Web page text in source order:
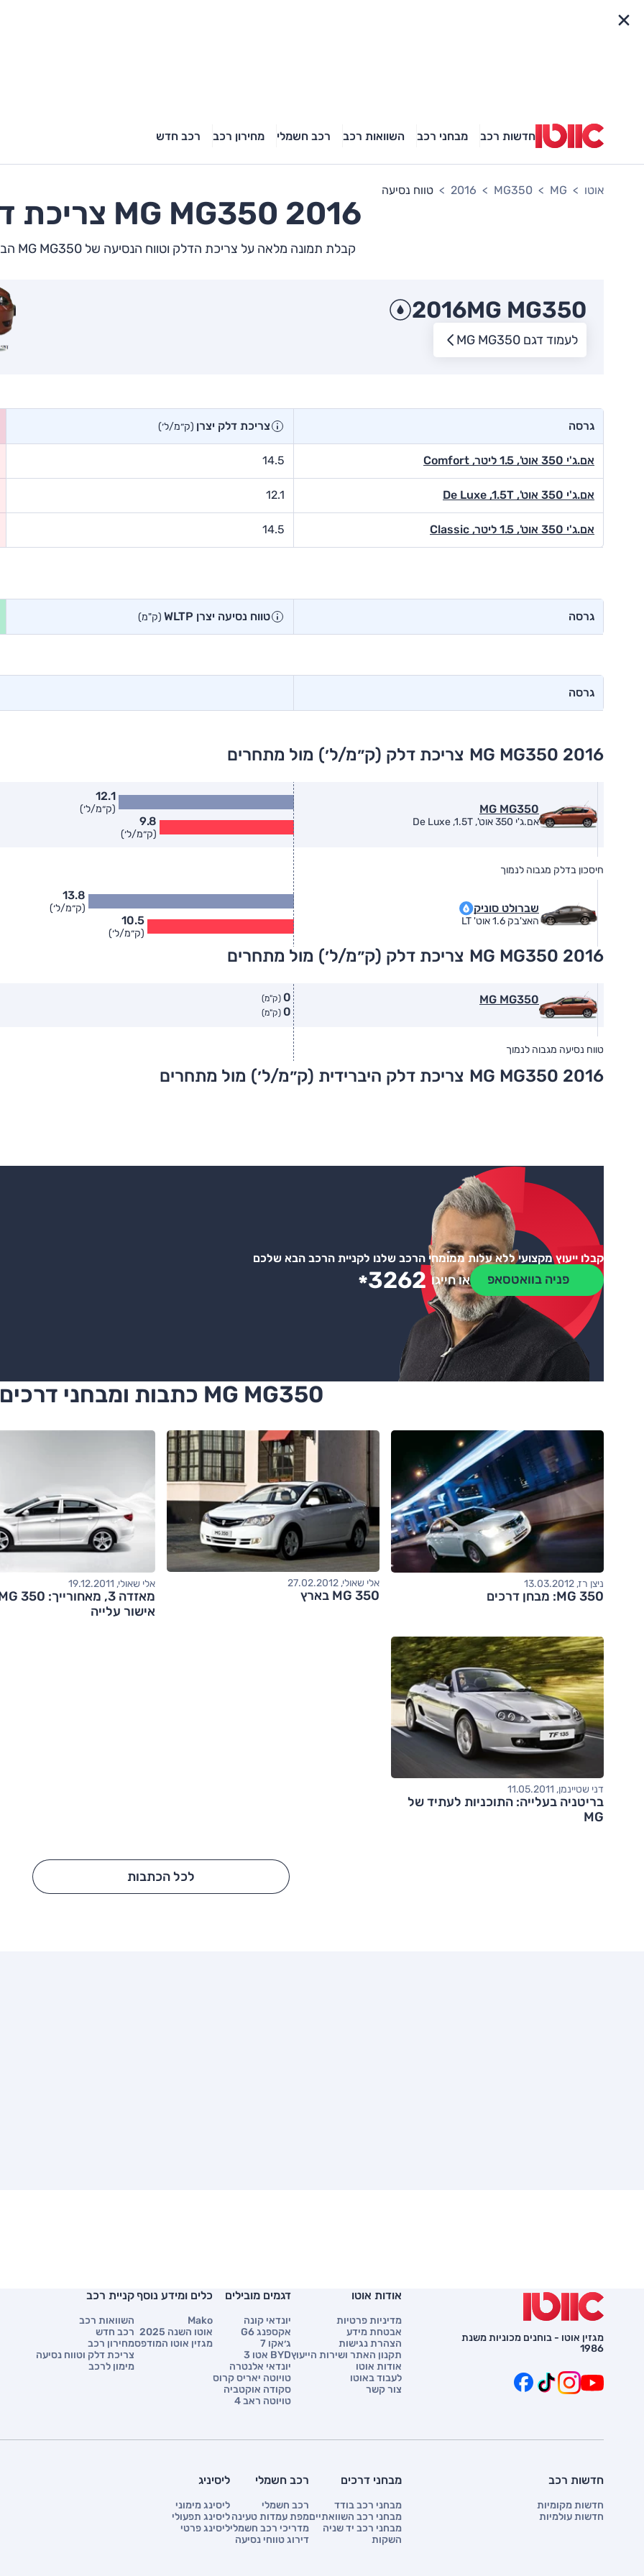
חדשות רכב מבחני רכב השוואות רכב רכב חשמלי מחירון רכב רכב חדש
אוטו MG
MG350
2016 טווח נסיעה
MG MG350 2016 צריכת דלק
קבלת תמונה מלאה על צריכת הדלק וטווח הנסיעה של MG MG350 הבא שלך
MG MG350
2016
לעמוד דגם MG MG350
גרסה צריכת דלק יצרן (ק״מ/ל׳)
אם.ג'י 350 אוט', 1.5 ליטר, Comfort 14.5
אם.ג'י 350 אוט', De Luxe ,1.5T 12.1
אם.ג'י 350 אוט', 1.5 ליטר, Classic 14.5
גרסה טווח נסיעה יצרן WLTP (ק"מ)
גרסה
MG MG350 2016 צריכת דלק (ק״מ/ל׳) מול מתחרים
MG MG350
אם.ג'י 350 אוט', De Luxe ,1.5T
12.1
(ק״מ/ל׳)
9.8
(ק״מ/ל׳)
חיסכון בדלק מגבוה לנמוך
שברולט סוניק
האצ'בק 1.6 אוט' LT
13.8
(ק״מ/ל׳)
10.5
(ק״מ/ל׳)
MG MG350 2016 צריכת דלק (ק״מ/ל׳) מול מתחרים
MG MG350
0 (ק"מ)
0 (ק"מ)
טווח נסיעה מגבוה לנמוך
MG MG350 2016 צריכת דלק היברידית (ק״מ/ל׳) מול מתחרים
קבלו ייעוץ מקצועי ללא עלות ממומחי הרכב שלנו לקניית הרכב הבא שלכם
פניה בוואטסאפ או חייגו *3262
MG MG350 כתבות ומבחני דרכים
ניצן רז, 13.03.2012
MG 350: מבחן דרכים
אלי שאולי, 27.02.2012
MG 350 בארץ
אלי שאולי, 19.12.2011
אישור עלייה
דני שטיינמן, 11.05.2011
בריטניה בעלייה: התוכניות לעתיד של
MG
לכל הכתבות
מגזין אוטו - בוחנים מכוניות משנת
1986
אודות אוטו
מדיניות פרטיות
אבטחת מידע
הצהרת נגישות
תקנון האתר ושירות הייעוץ
אודות אוטו
לעבוד באוטו
צור קשר
דגמים מובילים
יונדאי קונה
אקספנג G6
ג׳אקו 7
BYD אטו 3
יונדאי אלנטרה
טויוטה יאריס קרוס
סקודה אוקטביה
טויוטה ראב 4
כלים ומידע נוסף
Mako
אוטו השנה 2025
מגזין אוטו המודפס
קניית רכב
השוואות רכב
רכב חדש
מחירון רכב
צריכת דלק וטווח נסיעה
מימון לרכב
חדשות רכב
חדשות מקומיות
חדשות עולמיות
מבחני דרכים
מבחני רכב בודד
מבחני רכב השוואתיים
מבחני רכב יד שניה
השקות
רכב חשמלי
רכב חשמלי
מפת עמדות טעינה
מדריכי רכב חשמלי
דירוג טווחי נסיעה
ליסיניג
ליסינג מימוני
ליסינג תפעולי
ליסינג פרטי